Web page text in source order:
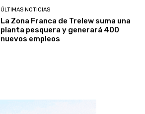
ÚLTIMAS NOTICIAS
La Zona Franca de Trelew suma una
planta pesquera y generará 400
nuevos empleos